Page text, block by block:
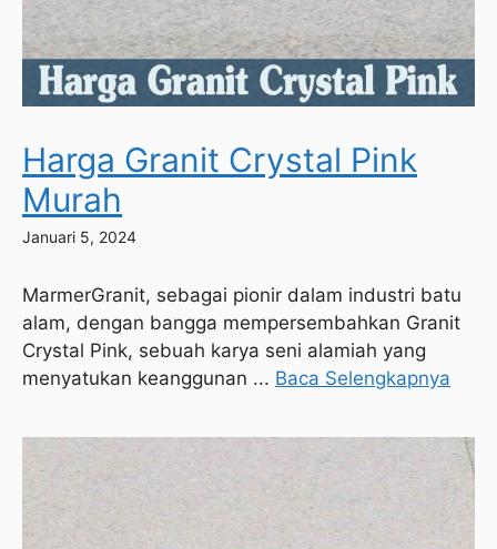
Harga Granit Crystal Pink
Murah
Januari 5, 2024
MarmerGranit, sebagai pionir dalam industri batu
alam, dengan bangga mempersembahkan Granit
Crystal Pink, sebuah karya seni alamiah yang
menyatukan keanggunan ... Baca Selengkapnya